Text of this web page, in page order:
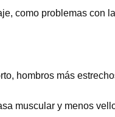
como problemas con
hombros más
muscular y menos